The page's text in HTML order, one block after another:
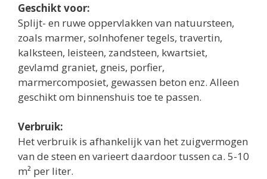
Geschikt voor:
Splijt- en ruwe oppervlakken van natuursteen,
zoals marmer, solnhofener tegels, travertin,
kalksteen, leisteen, zandsteen, kwartsiet,
gevlamd graniet, gneis, porfier,
marmercomposiet, gewassen beton enz. Alleen
geschikt om binnenshuis toe te passen.
Verbruik:
Het verbruik is afhankelijk van het zuigvermogen
van de steen en varieert daardoor tussen ca. 5-10
m² per liter.